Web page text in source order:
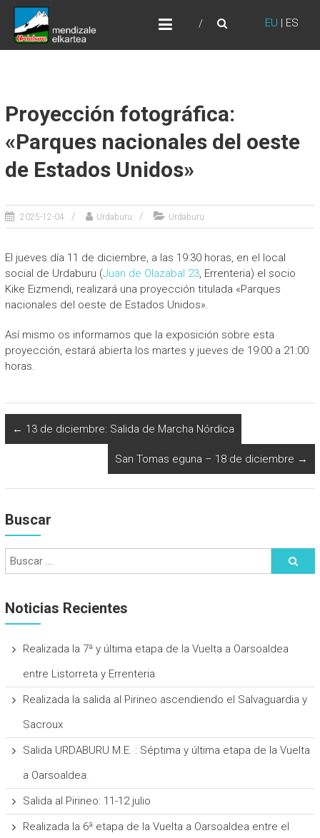
Skip
content
EU | ES
URDABURU
Grupo de Montaña
Proyección fotográfica:
«Parques nacionales del oeste
de Estados Unidos»
2025-12-04 Urdaburu Urdaburu
El jueves día 11 de diciembre, a las 19:30 horas, en el local
social de Urdaburu (Juan de Olazabal 23, Errenteria) el socio
Kike Eizmendi, realizará una proyección titulada «Parques
nacionales del oeste de Estados Unidos».
Así mismo os informamos que la exposición sobre esta
proyección, estará abierta los martes y jueves de 19:00 a 21:00
horas.
← 13 de diciembre: Salida de Marcha Nórdica
San Tomas eguna – 18 de diciembre →
Buscar
Noticias Recientes
Realizada la 7ª y última etapa de la Vuelta a Oarsoaldea
entre Listorreta y Errenteria
Realizada la salida al Pirineo ascendiendo el Salvaguardia y
Sacroux
Salida URDABURU M.E. : Séptima y última etapa de la Vuelta
a Oarsoaldea.
Salida al Pirineo: 11-12 julio
Realizada la 6ª etapa de la Vuelta a Oarsoaldea entre el